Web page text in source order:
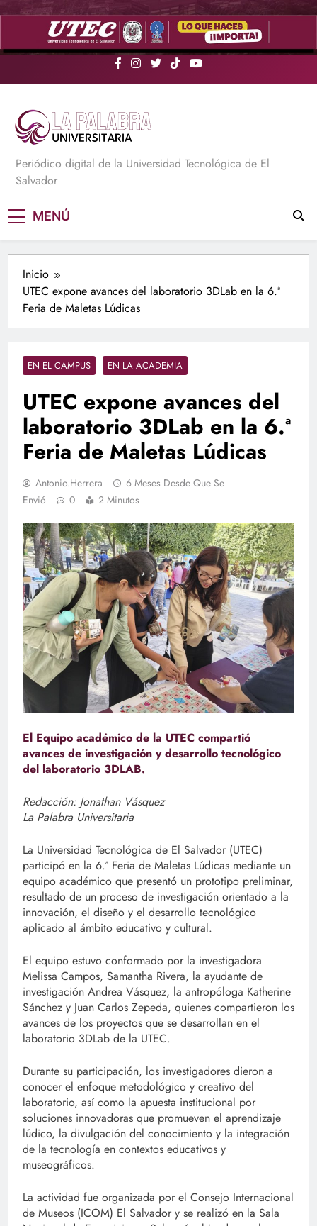
Saltar
La Palabra Universitaria
Periódico digital de la Universidad Tecnológica de El
Salvador
MENÚ
Inicio
UTEC expone avances del laboratorio 3DLab en la 6.ª
Feria de Maletas Lúdicas
EN EL CAMPUS EN LA ACADEMIA
UTEC expone avances del
laboratorio 3DLab en la 6.ª
Feria de Maletas Lúdicas
Antonio.herrera
6 Meses Desde Que Se
Envió
0 2 Minutos
El Equipo académico de la UTEC compartió
avances de investigación y desarrollo tecnológico
del laboratorio 3DLAB.
Redacción: Jonathan Vásquez
La Palabra Universitaria
La Universidad Tecnológica de El Salvador (UTEC)
participó en la 6.ª Feria de Maletas Lúdicas mediante un
equipo académico que presentó un prototipo preliminar,
resultado de un proceso de investigación orientado a la
innovación, el diseño y el desarrollo tecnológico
aplicado al ámbito educativo y cultural.
El equipo estuvo conformado por la investigadora
Melissa Campos, Samantha Rivera, la ayudante de
investigación Andrea Vásquez, la antropóloga Katherine
Sánchez y Juan Carlos Zepeda, quienes compartieron los
avances de los proyectos que se desarrollan en el
laboratorio 3DLab de la UTEC.
Durante su participación, los investigadores dieron a
conocer el enfoque metodológico y creativo del
laboratorio, así como la apuesta institucional por
soluciones innovadoras que promueven el aprendizaje
lúdico, la divulgación del conocimiento y la integración
de la tecnología en contextos educativos y
museográficos.
La actividad fue organizada por el Consejo Internacional
de Museos (ICOM) El Salvador y se realizó en la Sala